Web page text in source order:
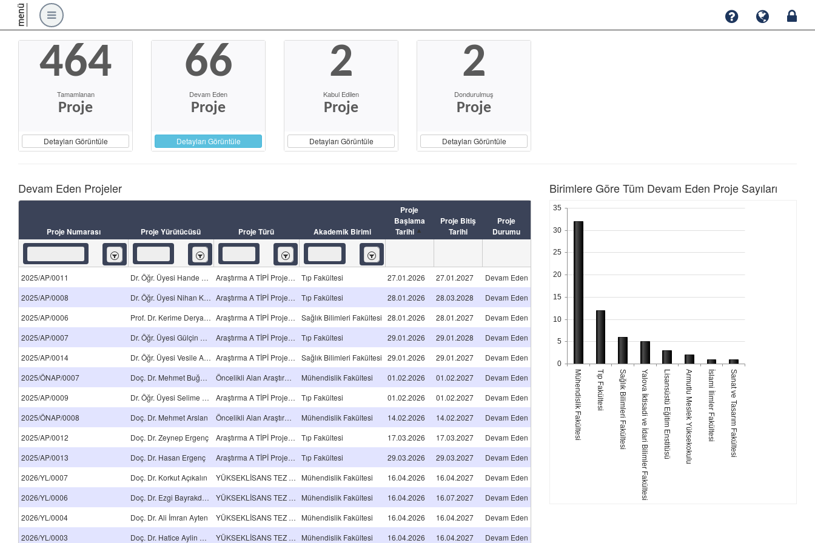
menü
464
Tamamlanan
Proje
Detayları Görüntüle
66
Devam Eden
Proje
Detayları Görüntüle
2
Kabul Edilen
Proje
Detayları Görüntüle
2
Dondurulmuş
Proje
Detayları Görüntüle
Devam Eden Projeler
Proje Numarası Proje Yürütücüsü Proje Türü Akademik Birimi
Proje
Başlama
Tarihi
Proje Bitiş
Tarihi
Proje
Durumu
İçeren İçeren İçeren İçeren
2025/AP/0011 Dr. Öğr. Üyesi Hande Akalan Araştırma A TİPİ Projeleri Tıp Fakültesi 27.01.2026 27.01.2027
Devam Eden
2025/AP/0008
Dr. Öğr. Üyesi Nihan Küçük Yılmaz Araştırma A TİPİ Projeleri Tıp Fakültesi 28.01.2026 28.03.2028
Devam Eden
2025/AP/0006
Prof. Dr. Kerime Derya Beydağ Araştırma A TİPİ Projeleri Sağlık Bilimleri Fakültesi 28.01.2026 28.01.2027
Devam Eden
2025/AP/0007
Dr. Öğr. Üyesi Gülçin Ekizceli Araştırma A TİPİ Projeleri Tıp Fakültesi 29.01.2026 29.01.2028
Devam Eden
2025/AP/0014
Dr. Öğr. Üyesi Vesile Adıgüzel Araştırma A TİPİ Projeleri Sağlık Bilimleri Fakültesi 29.01.2026 29.01.2027
Devam Eden
2025/ÖNAP/0007
Doç. Dr. Mehmet Buğdaycı Öncelikli Alan Araştırma Projeleri Mühendislik Fakültesi 01.02.2026 01.02.2027
Devam Eden
2025/AP/0009
Dr. Öğr. Üyesi Selime Semra Erol Araştırma A TİPİ Projeleri Tıp Fakültesi 01.02.2026 01.02.2027
Devam Eden
2025/ÖNAP/0008
Doç. Dr. Mehmet Arslan Öncelikli Alan Araştırma Projeleri Mühendislik Fakültesi 14.02.2026 14.02.2027
Devam Eden
2025/AP/0012
Doç. Dr. Zeynep Ergenç Araştırma A TİPİ Projeleri Tıp Fakültesi 17.03.2026 17.03.2027
Devam Eden
2025/AP/0013
Doç. Dr. Hasan Ergenç Araştırma A TİPİ Projeleri Tıp Fakültesi 29.03.2026 29.03.2027
Devam Eden
2026/YL/0007
Doç. Dr. Korkut Açıkalın YÜKSEKLİSANS TEZ PROJESİ Mühendislik Fakültesi 16.04.2026 16.04.2027
Devam Eden
2026/YL/0006
Doç. Dr. Ezgi Bayrakdar Ateş YÜKSEKLİSANS TEZ PROJESİ Mühendislik Fakültesi 16.04.2026 16.07.2027
Devam Eden
2026/YL/0004
Doç. Dr. Ali İmran Ayten YÜKSEKLİSANS TEZ PROJESİ Mühendislik Fakültesi 16.04.2026 16.04.2027
Devam Eden
2026/YL/0003
Doç. Dr. Hatice Aylin Karahan Toprakçı YÜKSEKLİSANS TEZ PROJESİ Mühendislik Fakültesi 16.04.2026 16.04.2027 Devam Eden
Birimlere Göre Tüm Devam Eden Proje Sayıları
Mühendislik Fakültesi Tıp Fakültesi Sağlık Bilimleri FakültesiYalova İktisadi ve İdari Bilimler FakültesiLisansüstü Eğitim EnstitüsüArmutlu Meslek Yüksekokulu İslami İlimler Fakültesi Sanat ve Tasarım Fakültesi
0
5
10
15
20
25
30
35